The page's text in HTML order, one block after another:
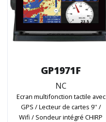
GP1971F
NC
Ecran multifonction tactile avec
GPS / Lecteur de cartes 9'' /
Wifi / Sondeur intégré CHIRP